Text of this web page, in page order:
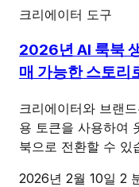
크리에이터 도구
2026년 AI 룩북
매 가능한 스토리
크리에이터와 브랜
용 토큰을 사용하여
북으로 전환할 수 있
2026년 2월 10일 2